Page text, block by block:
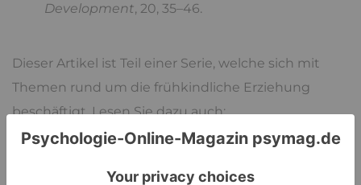
Development, 20, 35–46.
Dieser Artikel ist Teil einer Serie, welche sich mit
Themen rund um die frühkindliche Erziehung
beschäftigt. Lesen Sie dazu auch: